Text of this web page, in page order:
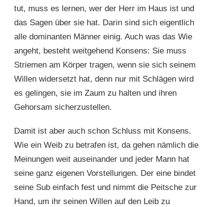
tut, muss es lernen, wer der Herr im Haus ist und
das Sagen über sie hat. Darin sind sich eigentlich
alle dominanten Männer einig. Auch was das Wie
angeht, besteht weitgehend Konsens: Sie muss
Striemen am Körper tragen, wenn sie sich seinem
Willen widersetzt hat, denn nur mit Schlägen wird
es gelingen, sie im Zaum zu halten und ihren
Gehorsam sicherzustellen.
Damit ist aber auch schon Schluss mit Konsens.
Wie ein Weib zu betrafen ist, da gehen nämlich die
Meinungen weit auseinander und jeder Mann hat
seine ganz eigenen Vorstellungen. Der eine bindet
seine Sub einfach fest und nimmt die Peitsche zur
Hand, um ihr seinen Willen auf den Leib zu